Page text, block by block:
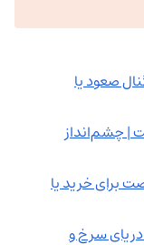
برنت | سیگنال صعود یا
| چشم‌انداز
ریپل ۳ تیر| فرصت برای خرید یا
تیر| بحران دریای سرخ و